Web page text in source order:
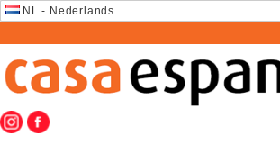
NL - Nederlands